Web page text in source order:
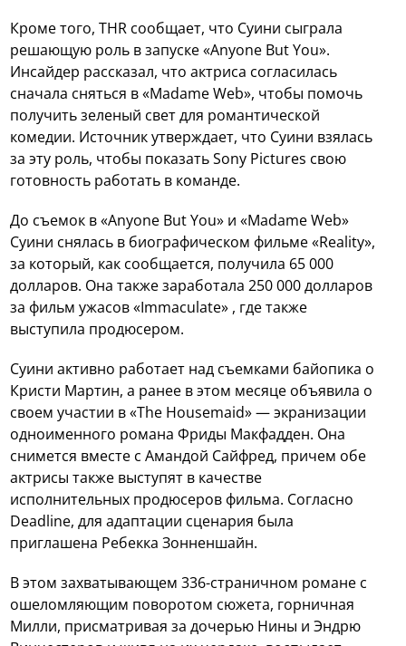
Кроме того, THR сообщает, что Суини сыграла
решающую роль в запуске «Anyone But You».
Инсайдер рассказал, что актриса согласилась
сначала сняться в «Madame Web», чтобы помочь
получить зеленый свет для романтической
комедии. Источник утверждает, что Суини взялась
за эту роль, чтобы показать Sony Pictures свою
готовность работать в команде.
До съемок в «Anyone But You» и «Madame Web»
Суини снялась в биографическом фильме «Reality»,
за который, как сообщается, получила 65 000
долларов. Она также заработала 250 000 долларов
за фильм ужасов «Immaculate» , где также
выступила продюсером.
Суини активно работает над съемками байопика о
Кристи Мартин, а ранее в этом месяце объявила о
своем участии в «The Housemaid» — экранизации
одноименного романа Фриды Макфадден. Она
снимется вместе с Амандой Сайфред, причем обе
актрисы также выступят в качестве
исполнительных продюсеров фильма. Согласно
Deadline, для адаптации сценария была
приглашена Ребекка Зонненшайн.
В этом захватывающем 336-страничном романе с
ошеломляющим поворотом сюжета, горничная
Милли, присматривая за дочерью Нины и Эндрю